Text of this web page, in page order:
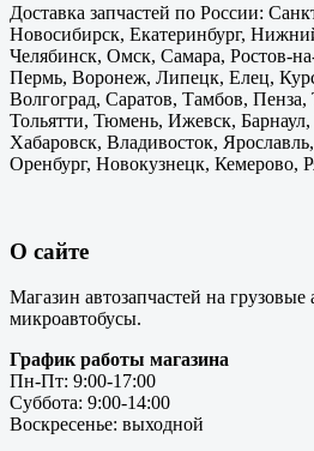
Доставка запчастей по России:
Новосибирск, Екатеринбург,
Челябинск, Омск, Самара, Ростов-
Пермь, Воронеж, Липецк, Елец,
Волгоград, Саратов, Тамбов, Пенза,
Тольятти, Тюмень, Ижевск,
Хабаровск, Владивосток,
Оренбург, Новокузнецк, Кемерово,
О сайте
Магазин автозапчастей на
микроавтобусы.
График работы магазина
Пн-Пт: 9:00-17:00
Суббота: 9:00-14:00
Воскресенье: выходной